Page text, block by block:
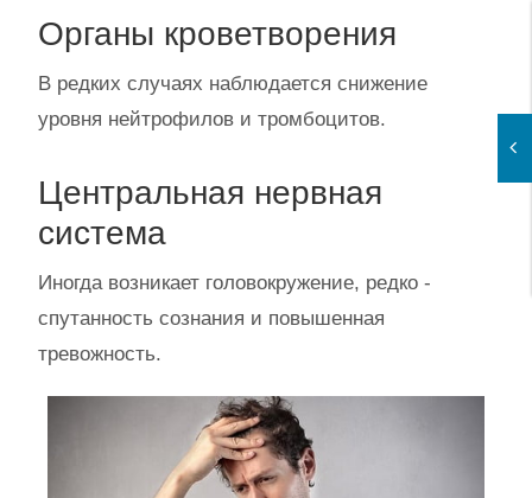
Органы кроветворения
В редких случаях наблюдается снижение
уровня нейтрофилов и тромбоцитов.
Центральная нервная
система
Иногда возникает головокружение, редко -
спутанность сознания и повышенная
тревожность.